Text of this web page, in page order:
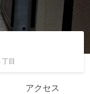
目
アクセス